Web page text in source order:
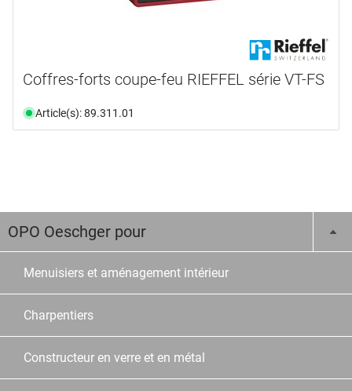
Coffres-forts coupe-feu RIEFFEL série VT-FS
Article(s): 89.311.01
OPO Oeschger pour
Menuisiers et aménagement intérieur
Charpentiers
Constructeur en verre et en métal